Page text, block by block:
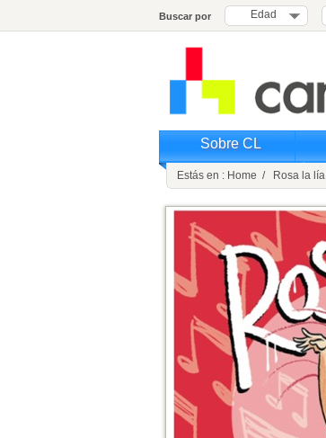
Buscar por Edad
Sobre CL
Estás en : Home / Rosa la lía